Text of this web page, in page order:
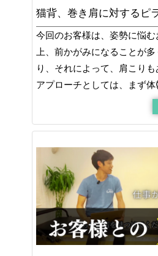
猫背、巻き肩に対するピ
今回のお客様は、姿勢に悩
上、前かがみになることが
り、それによって、肩こりも
アプローチとしては、まず